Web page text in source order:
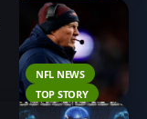
NFL NEWS
TOP STORY